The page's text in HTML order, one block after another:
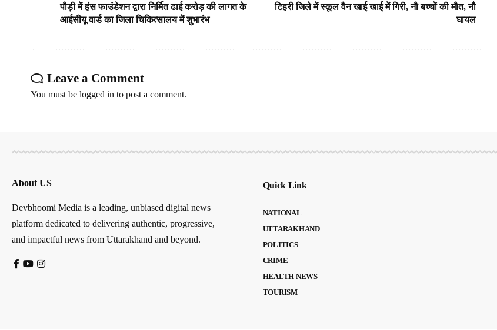
पौड़ी में हंस फाउंडेशन द्वारा निर्मित ढाई करोड़ की लागत के
आईसीयू वार्ड का जिला चिकित्सालय में शुभारंभ
टिहरी जिले में स्कूल वैन खाई खाई में गिरी, नौ बच्चों की मौत, नौ
घायल
Leave a Comment
You must be logged in to post a comment.
About US
Devbhoomi Media is a leading, unbiased digital news
platform dedicated to delivering authentic, progressive,
and impactful news from Uttarakhand and beyond.
Quick Link
NATIONAL
UTTARAKHAND
POLITICS
CRIME
HEALTH NEWS
TOURISM